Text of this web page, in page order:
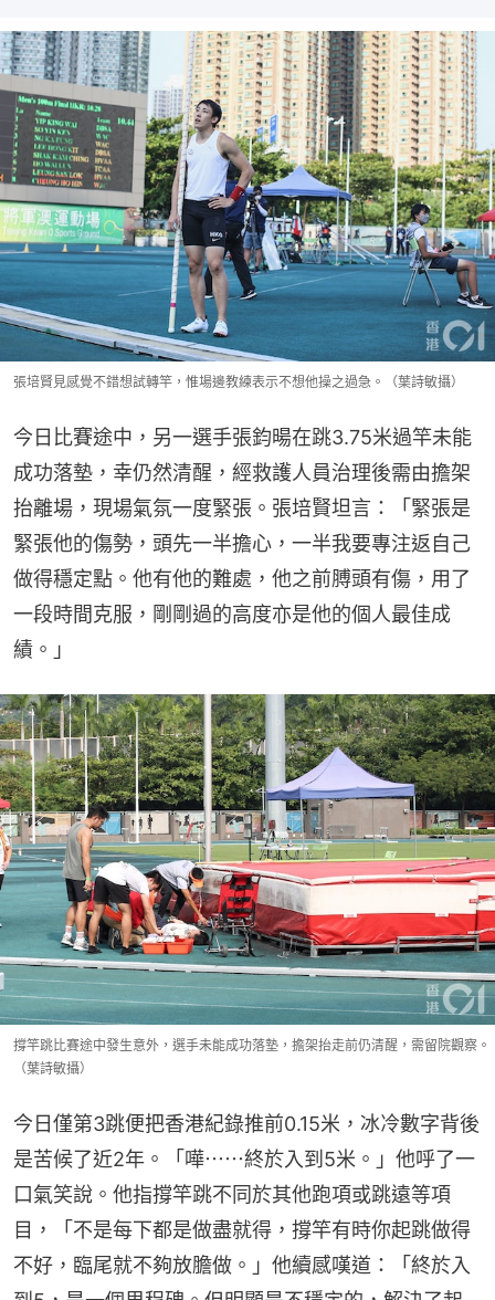
張培賢見感覺不錯想試轉竿，惟場邊教練表示不想他操之過急。（葉詩敏攝）
今日比賽途中，另一選手張鈞暘在跳3.75米過竿未能
成功落墊，幸仍然清醒，經救護人員治理後需由擔架
抬離場，現場氣氛一度緊張。張培賢坦言：「緊張是
緊張他的傷勢，頭先一半擔心，一半我要專注返自己
做得穩定點。他有他的難處，他之前膊頭有傷，用了
一段時間克服，剛剛過的高度亦是他的個人最佳成
績。」
撐竿跳比賽途中發生意外，選手未能成功落墊，擔架抬走前仍清醒，需留院觀察。
（葉詩敏攝）
今日僅第3跳便把香港紀錄推前0.15米，冰冷數字背後
是苦候了近2年。「嘩⋯⋯終於入到5米。」他呼了一
口氣笑說。他指撐竿跳不同於其他跑項或跳遠等項
目，「不是每下都是做盡就得，撐竿有時你起跳做得
不好，臨尾就不夠放膽做。」他續感嘆道：「終於入